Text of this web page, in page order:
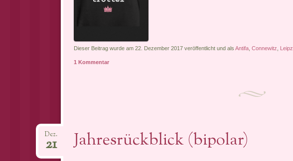
Dieser Beitrag wurde am 22. Dezember 2017 veröffentlicht und als Antifa, Connewitz
1 Kommentar
Jahresrückblick (bipolar)
Dez.
21